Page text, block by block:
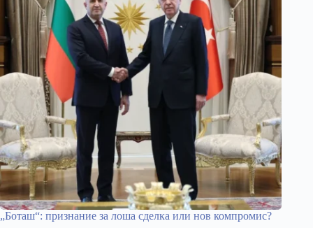
„Боташ“: признание за лоша сделка или нов компромис?